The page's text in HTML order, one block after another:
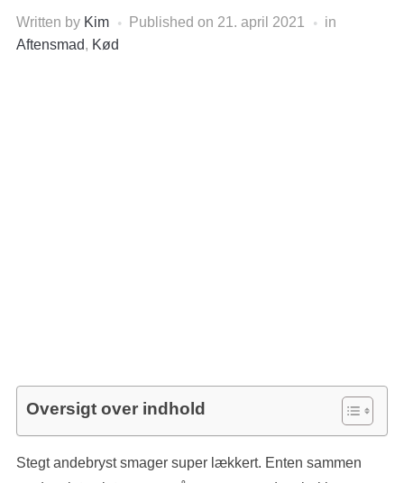
Written by Kim Published on 21. april 2021
in
Aftensmad, Kød
Oversigt over indhold
Stegt andebryst smager super lækkert. Enten sammen